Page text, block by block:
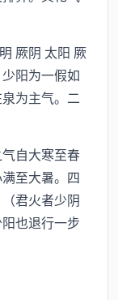
厥阴 太阳 厥
阳为一假如
为主气。二
自大寒至春
至大暑。四
君火者少阴
也退行一步